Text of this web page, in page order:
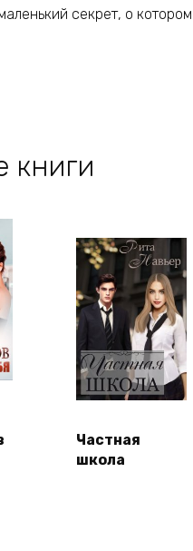
секрет, о
книги
Частная
школа